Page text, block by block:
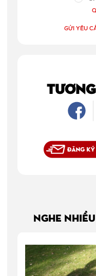
GỬI YÊU
NGHE NHIỀU